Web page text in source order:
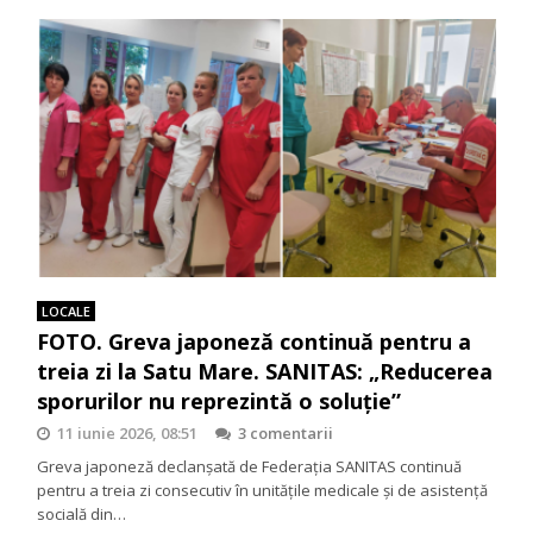
LOCALE
FOTO. Greva japoneză continuă pentru a
treia zi la Satu Mare. SANITAS: „Reducerea
sporurilor nu reprezintă o soluție”
11 iunie 2026, 08:51
3 comentarii
Greva japoneză declanșată de Federația SANITAS continuă
pentru a treia zi consecutiv în unitățile medicale și de asistență
socială din…